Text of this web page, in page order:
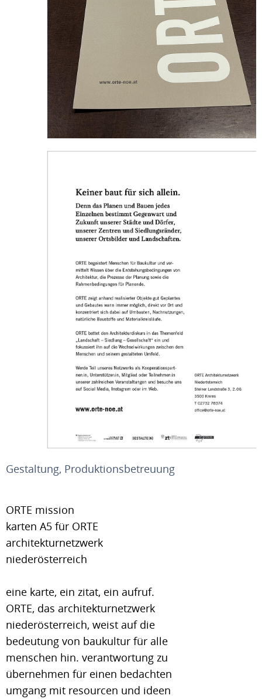
Gestaltung, Produktionsbetreuung
ORTE mission
karten A5 für ORTE
architekturnetzwerk
niederösterreich
eine karte, ein zitat, ein aufruf.
ORTE, das architekturnetzwerk
niederösterreich, weist auf die
bedeutung von baukultur für alle
menschen hin. verantwortung zu
übernehmen für einen bedachten
umgang mit resourcen und ideen